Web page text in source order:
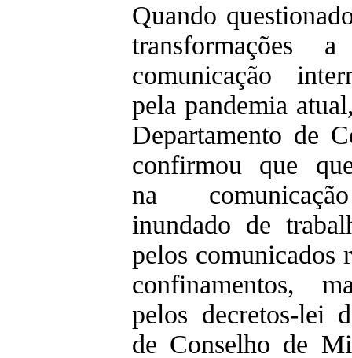
Quando
transformações
comunicação
pela pandemia
Departamento de
confirmou que
na
inundado de
pelos comunicados
confinamentos,
pelos decretos-lei
de Conselho de